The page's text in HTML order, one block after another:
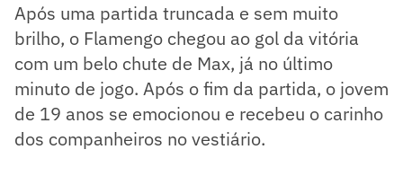
Após uma partida truncada e sem muito
brilho, o Flamengo chegou ao gol da vitória
com um belo chute de Max, já no último
minuto de jogo. Após o fim da partida, o jovem
de 19 anos se emocionou e recebeu o carinho
dos companheiros no vestiário.